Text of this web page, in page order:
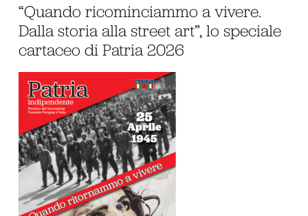
“Quando ricominciammo a vivere.
Dalla storia alla street art”, lo speciale
cartaceo di Patria 2026